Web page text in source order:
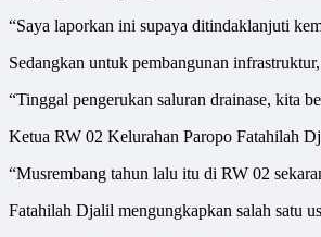
“Saya laporkan ini supaya ditindaklanjuti
Sedangkan untuk pembangunan
“Tinggal pengerukan saluran drainase, kita
Ketua RW 02 Kelurahan Paropo Fatahilah
“Musrembang tahun lalu itu di RW 02
Fatahilah Djalil mengungkapkan salah satu